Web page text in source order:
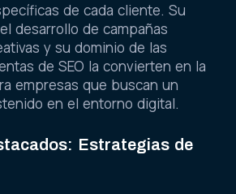
de cada cliente. Su
desarrollo de campañas
y su dominio de las
de SEO la convierten en la
empresas que buscan un
en el entorno digital.
Estrategias de